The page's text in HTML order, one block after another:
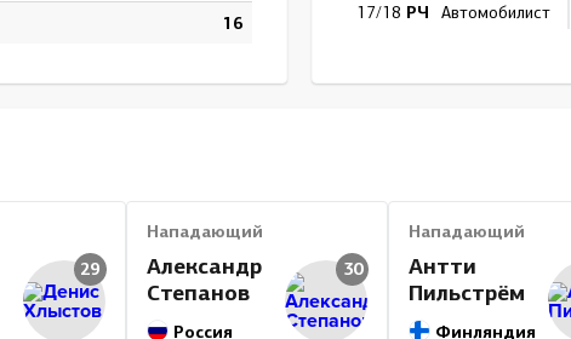
16 17/18 РЧ Автомобилист
ПО
13/14
12/13 РЧ Салават Юлаев
29
Нападающий
Александр
Степанов
Россия
30
Нападающий
Антти
Пильстрём
Финляндия